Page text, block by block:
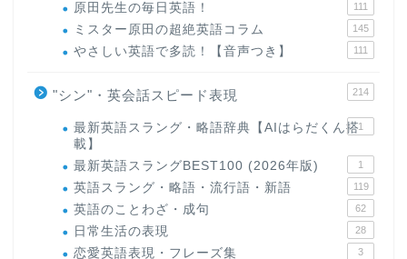
原田先生の毎日英語！ 111
ミスター原田の超絶英語コラム 145
やさしい英語で多読！【音声つき】 111
"シン"・英会話スピード表現 214
最新英語スラング・略語辞典【AIはらだくん搭
載】
1
最新英語スラングBEST100 (2026年版) 1
英語スラング・略語・流行語・新語 119
英語のことわざ・成句 62
日常生活の表現 28
恋愛英語表現・フレーズ集 3